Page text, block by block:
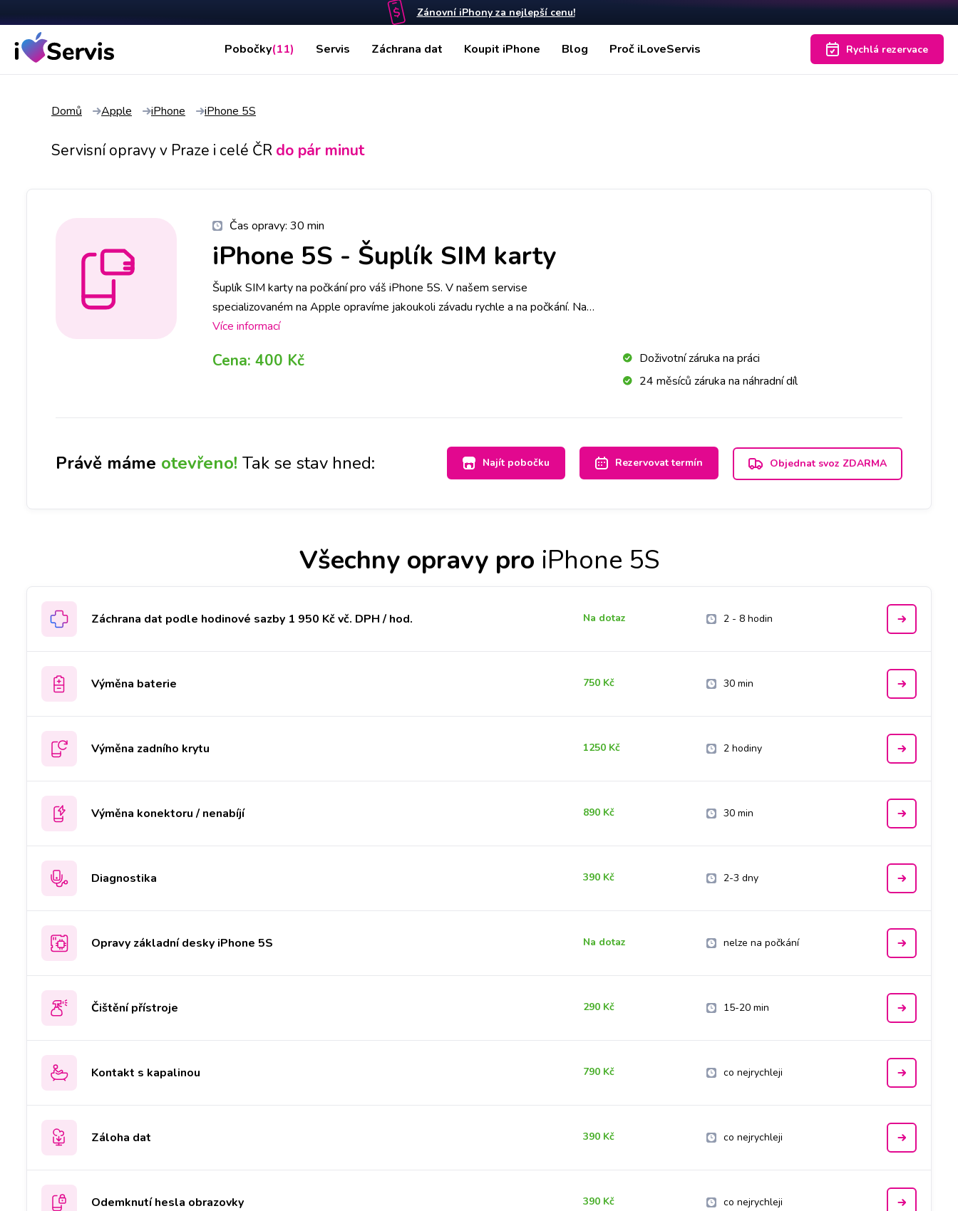
Zánovní iPhony za nejlepší cenu!
Pobočky(11) Servis Záchrana dat Koupit iPhone Blog Proč iLoveServis Rychlá rezervace
Domů Apple iPhone iPhone 5S
Servisní opravy v Praze i celé ČR do pár minut
Čas opravy: 30 min
iPhone 5S - Šuplík SIM karty
Šuplík SIM karty na počkání pro váš iPhone 5S. V našem servise
specializovaném na Apple opravíme jakoukoli závadu rychle a na počkání. Na
pobočkách iLoveServis po celé ČR máme velké sklady dílů, tak abyste ještě
Pardubicích a Českých Budějovicích.
Více informací
Cena: 400 Kč
Doživotní záruka na práci
24 měsíců záruka na náhradní díl
Právě máme otevřeno! Tak se stav hned: Najít pobočku Rezervovat termín Objednat svoz ZDARMA
Všechny opravy pro iPhone 5S
Záchrana dat podle hodinové sazby 1 950 Kč vč. DPH / hod. Na dotaz 2 - 8 hodin
Výměna baterie 750 Kč 30 min
Výměna zadního krytu 1250 Kč 2 hodiny
Výměna konektoru / nenabíjí 890 Kč 30 min
Diagnostika 390 Kč 2-3 dny
Opravy základní desky iPhone 5S Na dotaz nelze na počkání
Čištění přístroje 290 Kč 15-20 min
Kontakt s kapalinou 790 Kč co nejrychleji
Záloha dat 390 Kč co nejrychleji
Odemknutí hesla obrazovky 390 Kč co nejrychleji